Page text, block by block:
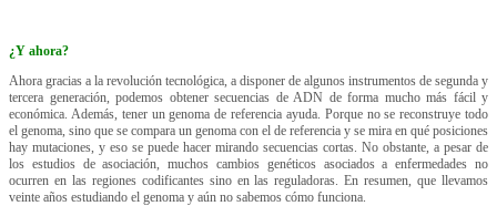
¿Y ahora?
Ahora gracias a la revolución tecnológica, a disponer de algunos instrumentos de segunda y
tercera generación, podemos obtener secuencias de ADN de forma mucho más fácil y
económica. Además, tener un genoma de referencia ayuda. Porque no se reconstruye todo
el genoma, sino que se compara un genoma con el de referencia y se mira en qué posiciones
hay mutaciones, y eso se puede hacer mirando secuencias cortas. No obstante, a pesar de
los estudios de asociación, muchos cambios genéticos asociados a enfermedades no
ocurren en las regiones codificantes sino en las reguladoras. En resumen, que llevamos
veinte años estudiando el genoma y aún no sabemos cómo funciona.